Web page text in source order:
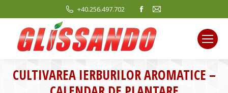
+40.256.497.702
Facebook
opens
in
new
window
Mail
new
window
CULTIVAREA IERBURILOR AROMATICE –